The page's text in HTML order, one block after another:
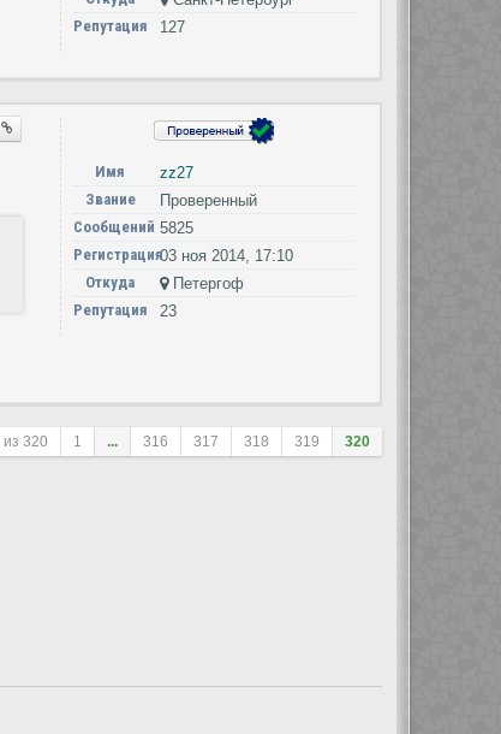
Репутация
127
Имя
zz27
Звание
Проверенный
Сообщений 5825
Регистрация03 ноя 2014, 17:10
Откуда
Петергоф
Репутация
23
из 320 1 ... 316 317 318 319 320